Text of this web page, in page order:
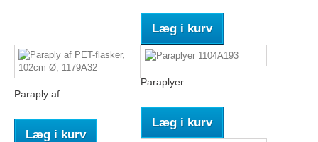
Læg i kurv
Paraply af...
Læg i kurv
Paraplyer...
Læg i kurv